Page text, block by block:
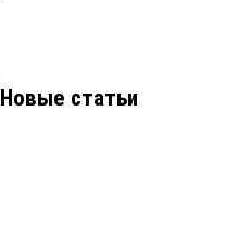
Новые статьи